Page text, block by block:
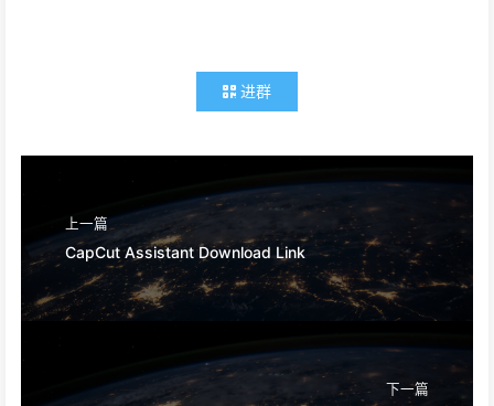
进群
上一篇
CapCut Assistant Download Link
下一篇